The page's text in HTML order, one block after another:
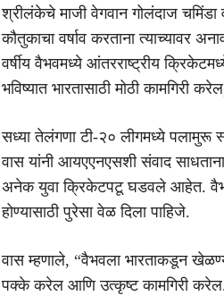
श्रीलंकेचे माजी वेगवान गोलंदाज चमिंडा
कौतुकाचा वर्षाव करताना
वर्षीय वैभवमध्ये आंतरराष्ट्रीय
भविष्यात भारतासाठी मोठी कामगिरी
सध्या तेलंगणा टी-२० लीगमध्ये पलामुरू
वास यांनी आयएएनएसशी संवाद साधताना
अनेक युवा क्रिकेटपटू घडवले आहेत.
होण्यासाठी पुरेसा वेळ दिला पाहिजे.
वास म्हणाले, “वैभवला भारताकडून
पक्के करेल आणि उत्कृष्ट कामगिरी